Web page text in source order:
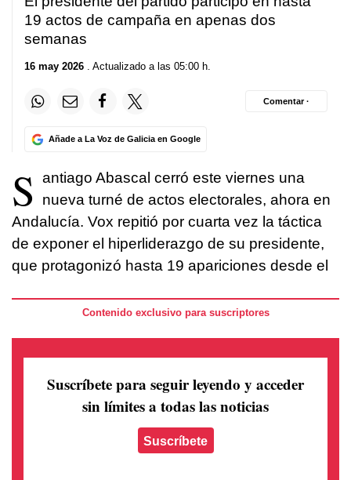
19 actos de campaña en apenas dos
semanas
16 may 2026 . Actualizado a las 05:00 h.
Añade a La Voz de Galicia en Google
Comentar ·
S
antiago Abascal cerró este viernes una
nueva turné de actos electorales, ahora en
Andalucía. Vox repitió por cuarta vez la táctica
de exponer el hiperliderazgo de su presidente,
que protagonizó hasta 19 apariciones desde el
Contenido exclusivo para suscriptores
Suscríbete para seguir leyendo y acceder
sin límites a todas las noticias
Suscríbete